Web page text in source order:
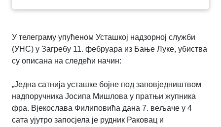
У телеграму упућеном Усташкој надзорној служби
(УНС) у Загребу 11. фебруара из Бање Луке, убиства
су описана на следећи начин:
„Једна сатнија усташке бојне под заповједништвом
надпоручника Јосипа Мишлова у пратњи жупника
фра. Вјекослава Филиповића дана 7. вељаче у 4
сата ујутро запосјела је рудник Раковац и